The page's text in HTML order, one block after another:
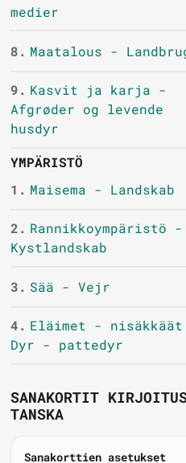
medier
8. Maatalous -
9. Kasvit ja karja -
Afgrøder og levende
husdyr
YMPÄRISTÖ
1. Maisema - Landskab
2. Rannikkoympäristö -
Kystlandskab
3. Sää - Vejr
4. Eläimet -
Dyr - pattedyr
SANAKORTIT
TANSKA
Sanakorttien asetukset